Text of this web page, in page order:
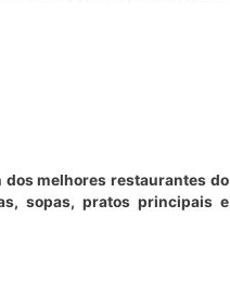
melhores restaurantes do
sopas, pratos principais e